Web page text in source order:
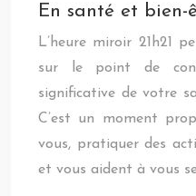
En santé et bien-
L’heure miroir 21h21
sur le point de
significative de votre
C’est un moment
vous, pratiquer des
et vous aident à vous